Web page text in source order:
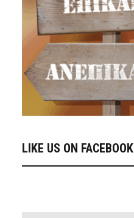
LIKE US ON FACEBOOK